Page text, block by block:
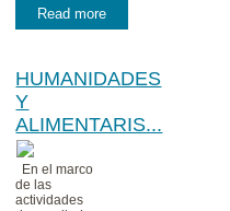
Read more
HUMANIDADES
Y
ALIMENTARIS...
En el marco
de las
actividades